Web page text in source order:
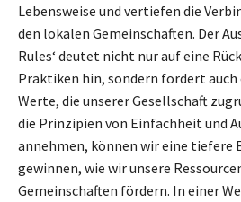
Lebensweise und vertiefen die
den lokalen Gemeinschaften. Der
Rules‘ deutet nicht nur auf eine
Praktiken hin, sondern fordert
Werte, die unserer Gesellschaft
die Prinzipien von Einfachheit und
annehmen, können wir eine tiefere
gewinnen, wie wir unsere
Gemeinschaften fördern. In einer